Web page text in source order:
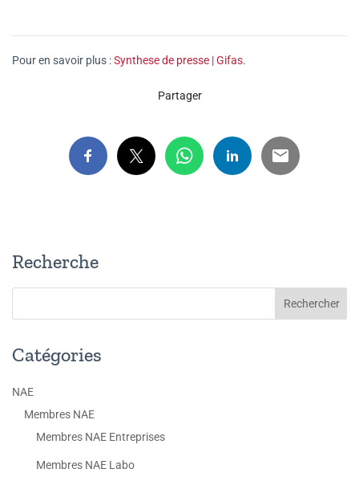
Pour en savoir plus :Synthese de presse | Gifas.
Partager
Recherche
Catégories
NAE
Membres NAE
Membres NAE Entreprises
Membres NAE Labo